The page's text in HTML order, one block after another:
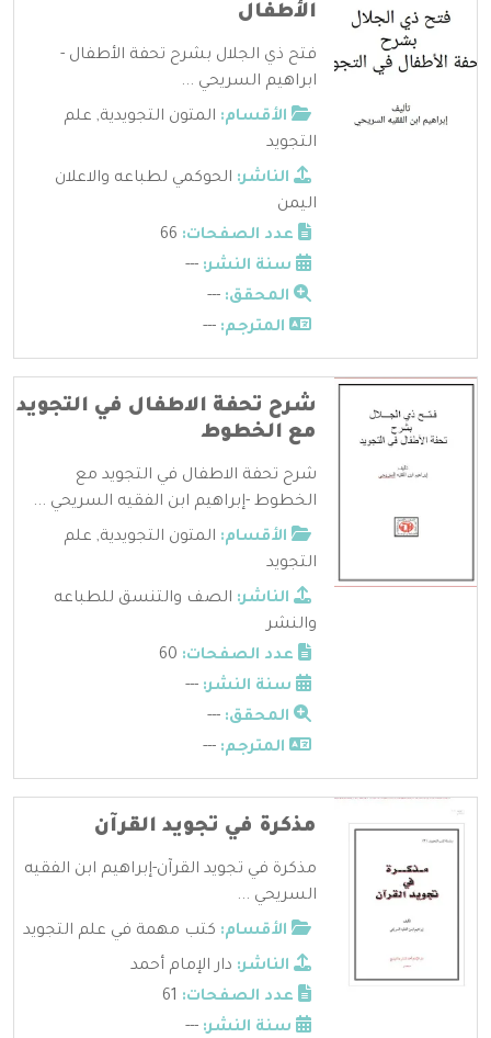
الأطفال
فتح ذي الجلال بشرح تحفة الأطفال -
ابراهيم السريحي ...
الأقسام: المتون التجويدية, علم
التجويد
الناشر: الحوكمي لطباعه والاعلان
اليمن
عدد الصفحات:
سنة النشر: ---
المحقق: ---
المترجم: ---
شرح تحفة الاطفال في التجويد
مع الخطوط
شرح تحفة الاطفال في التجويد مع
الخطوط -إبراهيم ابن الفقيه السريحي ...
الأقسام: المتون التجويدية, علم
التجويد
الناشر: الصف والتنسق للطباعه
والنشر
عدد الصفحات:
سنة النشر: ---
المحقق: ---
المترجم: ---
مذكرة في تجويد القرآن
مذكرة في تجويد القرآن-إبراهيم ابن الفقيه
السريحي ...
الأقسام: كتب مهمة في علم التجويد
الناشر: دار الإمام أحمد
عدد الصفحات:
سنة النشر: ---